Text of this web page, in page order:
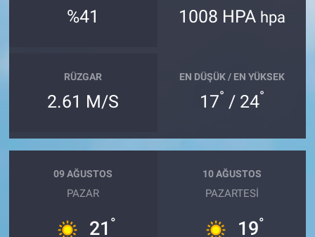
%41 1008 HPA hpa
RÜZGAR
2.61 M/S
EN DÜŞÜK / EN YÜKSEK
17° / 24°
09 AĞUSTOS
PAZAR
21 °
10 AĞUSTOS
PAZARTESI
19°